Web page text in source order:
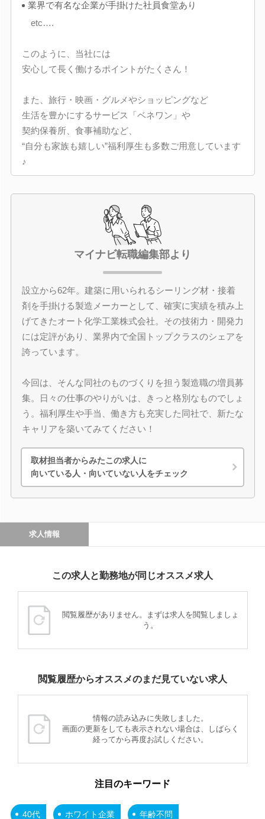
業界で有名な企業が手掛けた社員食堂あり
etc….
このように、当社には
安心して長く働けるポイントがたくさん！
また、旅行・映画・グルメやショッピングなど
生活を豊かにするサービス「ベネワン」や
契約保養所、食事補助など、
“自分も家族も嬉しい”福利厚生も多数ご用意しています
♪
マイナビ転職編集部より
設立から62年。建築に用いられるシーリング材・接着
剤を手掛ける製造メーカーとして、確実に実績を積み上
げてきたオート化学工業株式会社。その技術力・開発力
には定評があり、業界内で全国トップクラスのシェアを
誇っています。
今回は、そんな同社のものづくりを担う製造職の増員募
集。日々の仕事のやりがいは、きっと格別なものでしょ
う。福利厚生や手当、働き方も充実した同社で、新たな
キャリアを築いてみてください！
取材担当者からみたこの求人に
向いている人・向いていない人をチェック
求人情報
この求人と勤務地が同じオススメ求人
閲覧履歴がありません。まずは求人を閲覧しましょ
う。
閲覧履歴からオススメのまだ見ていない求人
情報の読み込みに失敗しました。
画面の更新をしても表示されない場合は、しばらく
経ってから再度お試しください。
注目のキーワード
40代 ホワイト企業 年齢不問